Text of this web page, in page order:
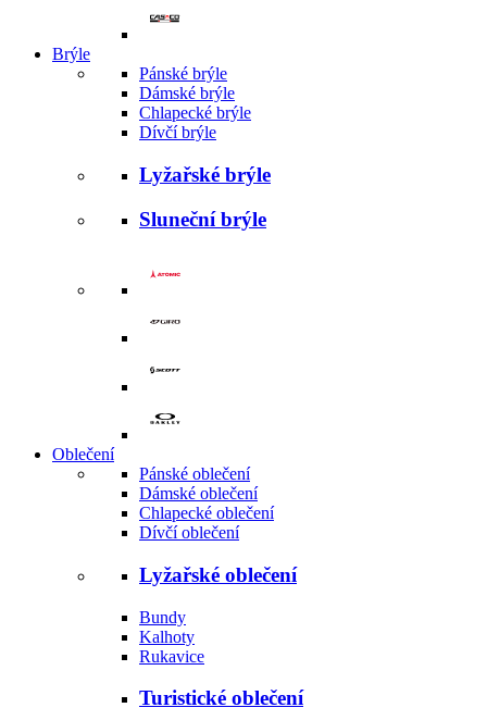
Brýle
Pánské brýle
Dámské brýle
Chlapecké brýle
Dívčí brýle
Lyžařské brýle
Sluneční brýle
Oblečení
Pánské oblečení
Dámské oblečení
Chlapecké oblečení
Dívčí oblečení
Lyžařské oblečení
Bundy
Kalhoty
Rukavice
Turistické oblečení